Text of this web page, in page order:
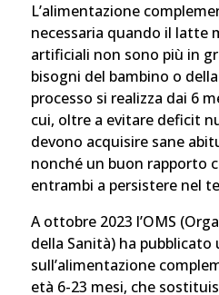
L’alimentazione
necessaria quando il latte
artificiali non sono più in
bisogni del bambino o
processo si realizza dai 6
cui, oltre a evitare deficit
devono acquisire sane
nonché un buon rapporto
entrambi a persistere nel
A ottobre 2023 l’OMS
della Sanità) ha pubblicato
sull’alimentazione
età 6-23 mesi, che